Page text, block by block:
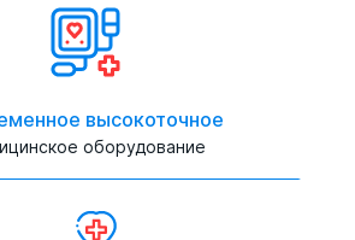
высокоточное
оборудование